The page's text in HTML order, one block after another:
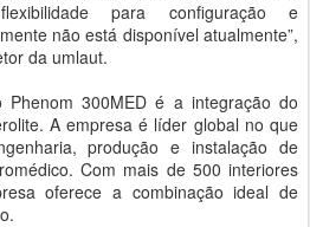
para configuração e
não está disponível atualmente”,
da umlaut.
300MED é a integração do
A empresa é líder global no que
produção e instalação de
Com mais de 500 interiores
oferece a combinação ideal de